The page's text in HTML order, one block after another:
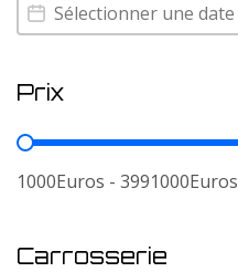
Prix
Prix
1000Euros - 3991000Euros
Carrosserie